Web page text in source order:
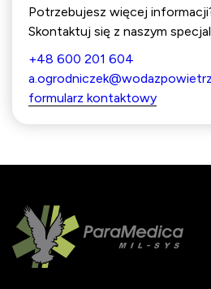
Potrzebujesz więcej
Skontaktuj się z naszym
+48 600 201 604
formularz kontaktowy